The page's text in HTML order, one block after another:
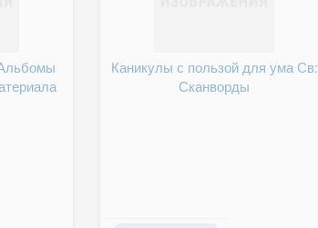
Каникулы с пользой для ума Св:
Сканворды